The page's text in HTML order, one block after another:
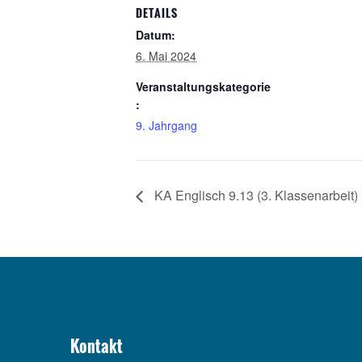
DETAILS
Datum:
6. Mai 2024
Veranstaltungskategorie
:
9. Jahrgang
KA Englisch 9.13 (3. Klassenarbeit)
Kontakt